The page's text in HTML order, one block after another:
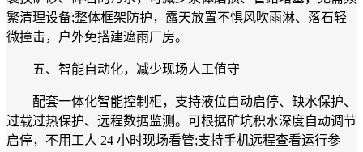
繁清理设备;整体框架防护，露天放置不惧风吹雨淋、落石轻
微撞击，户外免搭建遮雨厂房。
五、智能自动化，减少现场人工值守
配套一体化智能控制柜，支持液位自动启停、缺水保护、
过载过热保护、远程数据监测。可根据矿坑积水深度自动调节
启停，不用工人 24 小时现场看管;支持手机远程查看运行参